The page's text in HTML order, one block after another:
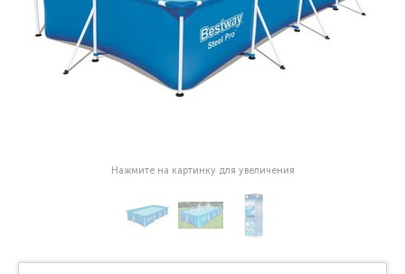
Нажмите на картинку для увеличения